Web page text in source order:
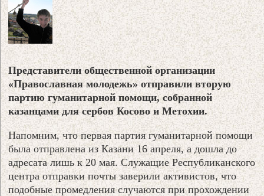
Представители общественной организации
«Православная молодежь» отправили вторую
партию гуманитарной помощи, собранной
казанцами для сербов Косово и Метохии.
Напомним, что первая партия гуманитарной помощи
была отправлена из Казани 16 апреля, а дошла до
адресата лишь к 20 мая. Служащие Республиканского
центра отправки почты заверили активистов, что
подобные промедления случаются при прохождении